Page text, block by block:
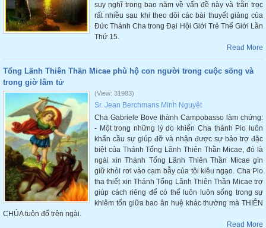
suy nghĩ trong bao năm về vấn đề này và trằn trọc
rất nhiều sau khi theo dõi các bài thuyết giảng của
Đức Thánh Cha trong Đại Hội Giới Trẻ Thế Giới Lần
Thứ 15.
Read More
Tổng Lãnh Thiên Thần Micae phù hộ con người trong cuộc sống và
trong giờ lâm tử
(View: 31983)
Sr. Jean Berchmans Minh Nguyệt
Cha Gabriele Bove thành Campobasso làm chứng:
- Một trong những lý do khiến Cha thánh Pio luôn
khẩn cầu sự giúp đỡ và nhận được sự bảo trợ đặc
biệt của Thánh Tổng Lãnh Thiên Thần Micae, đó là
ngài xin Thánh Tổng Lãnh Thiên Thần Micae gìn
giữ khỏi rơi vào cạm bẫy của tội kiêu ngạo. Cha Pio
tha thiết xin Thánh Tổng Lãnh Thiên Thần Micae trợ
giúp cách riêng để có thể luôn luôn sống trong sự
khiêm tốn giữa bao ân huệ khác thường mà THIÊN
CHÚA tuôn đổ trên ngài.
Read More